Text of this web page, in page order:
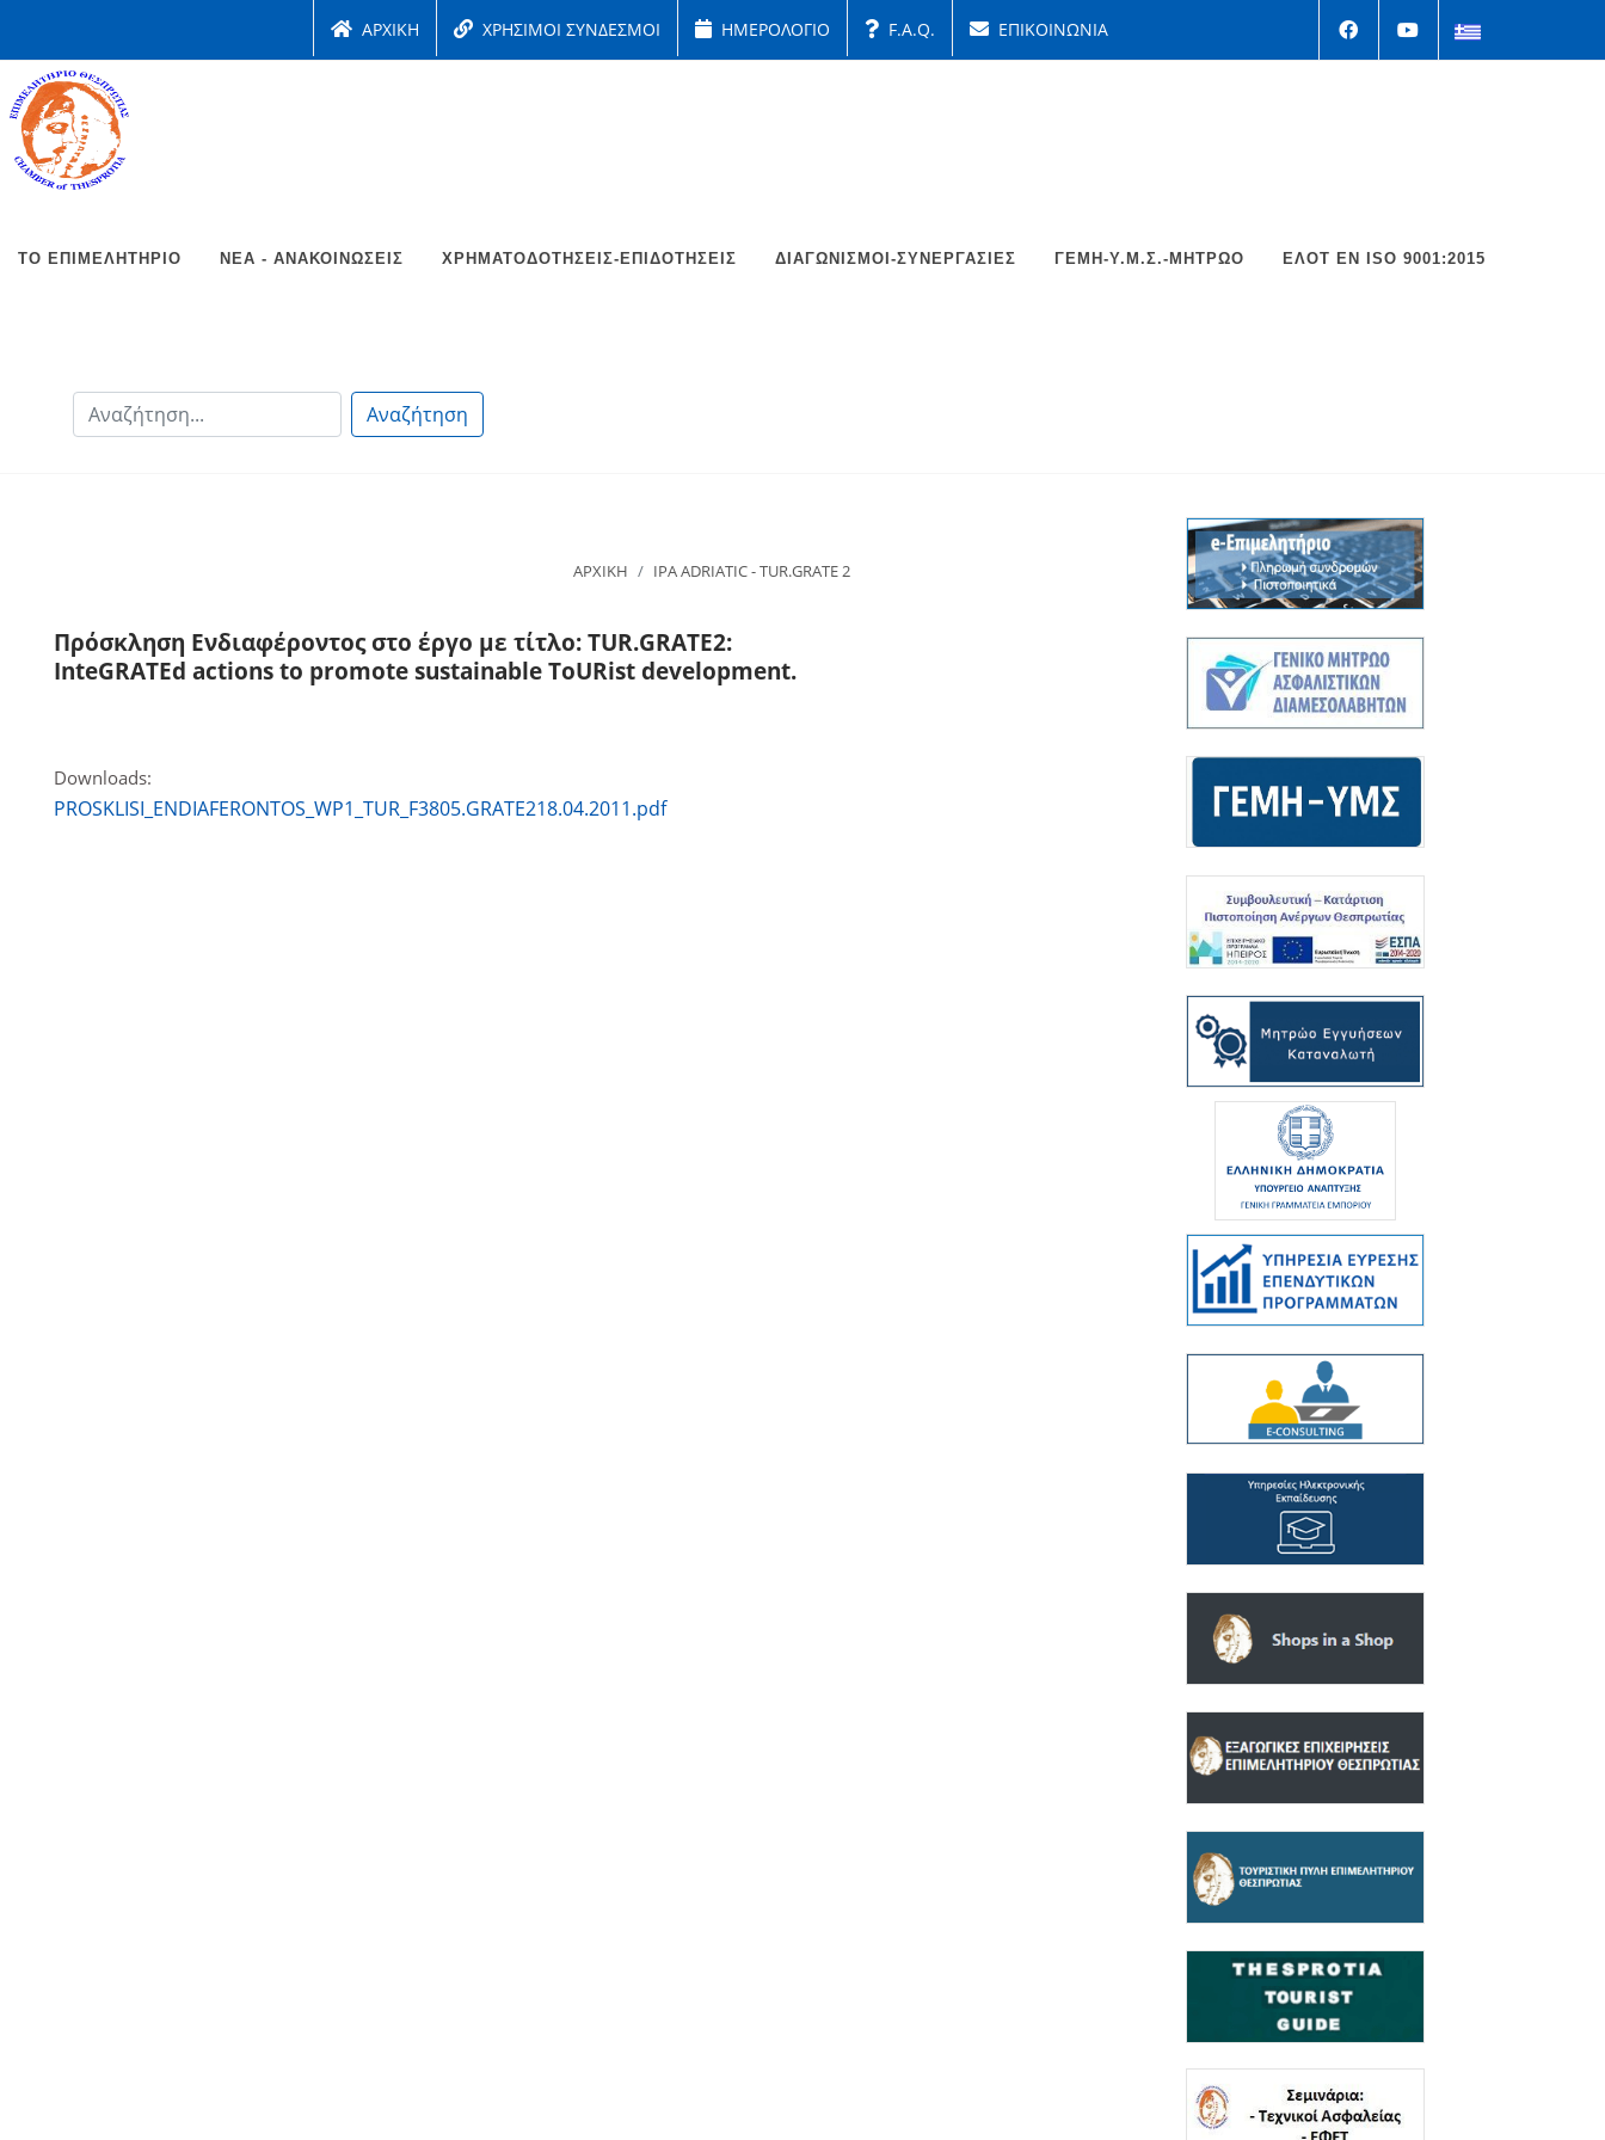
ΑΡΧΙΚΗ ΧΡΗΣΙΜΟΙ ΣΥΝΔΕΣΜΟΙ ΗΜΕΡΟΛΟΓΙΟ F.A.Q. ΕΠΙΚΟΙΝΩΝΙΑ
ΤΟ ΕΠΙΜΕΛΗΤΉΡΙΟ ΝΈΑ - ΑΝΑΚΟΙΝΏΣΕΙΣ ΧΡΗΜΑΤΟΔΟΤΉΣΕΙΣ-ΕΠΙΔΟΤΉΣΕΙΣ ΔΙΑΓΩΝΙΣΜΟΊ-ΣΥΝΕΡΓΑΣΊΕΣ ΓΕΜΗ-Υ.Μ.Σ.-ΜΗΤΡΩΟ ΕΛΟΤ EΝ ISO 9001:2015
Αναζήτηση
ΑΡΧΙΚΗ IPA ADRIATIC - TUR.GRATE 2
Πρόσκληση Ενδιαφέροντος στο έργο με τίτλο: TUR.GRATE2:
InteGRATEd actions to promote sustainable ToURist development.
Downloads:
PROSKLISI_ENDIAFERONTOS_WP1_TUR_F3805.GRATE218.04.2011.pdf